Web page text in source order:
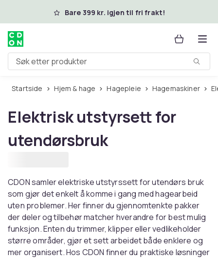
Hopp til hovedinnholdBare 399 kr. igjen til fri frakt!
Søk etter produkter
Startside Hjem & hage Hagepleie Hagemaskiner
Elektrisk utstyrsett for
utendørsbruk
CDON samler elektriske utstyrssett for utendørs bruk
som gjør det enkelt å komme i gang med hagearbeid
uten problemer. Her finner du gjennomtenkte pakker
der deler og tilbehør matcher hverandre for best mulig
funksjon. Enten du trimmer, klipper eller vedlikeholder
større områder, gjør et sett arbeidet både enklere og
mer organisert. Hos CDON finner du praktiske løsninger